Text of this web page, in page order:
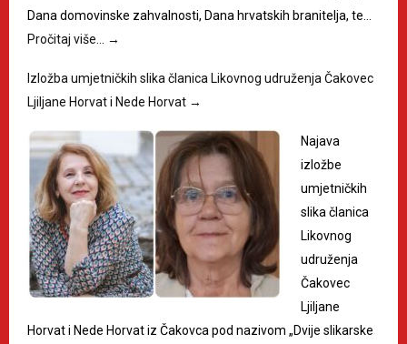
Dana domovinske zahvalnosti, Dana hrvatskih branitelja, te…
Pročitaj više…
→
Izložba umjetničkih slika članica Likovnog udruženja Čakovec
Ljiljane Horvat i Nede Horvat →
Najava
izložbe
umjetničkih
slika članica
Likovnog
udruženja
Čakovec
Ljiljane
Horvat i Nede Horvat iz Čakovca pod nazivom „Dvije slikarske